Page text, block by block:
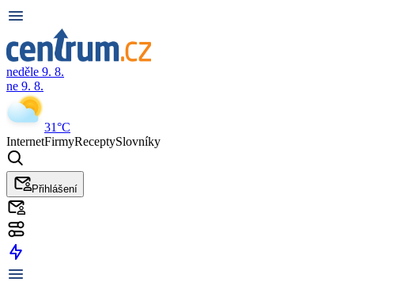
neděle 9. 8.
ne 9. 8.
31°C
InternetFirmyReceptySlovníky
Přihlášení